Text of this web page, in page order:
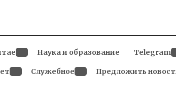
dropdown
menu
Наука и образование Telegram
Служебное Предложить